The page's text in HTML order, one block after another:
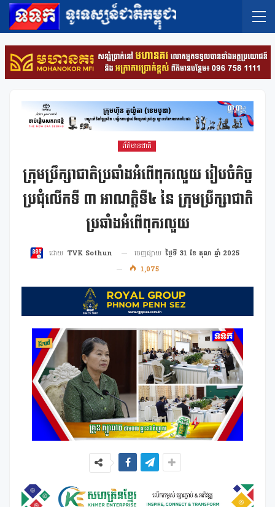
ព័ត៌មានជាតិ
ក្រុមប្រឹក្សាជាតិប្រឆាំងអំពើពុករលួយ រៀបចំកិច្ច
ប្រជុំលើកទី ៣ អាណត្តិទី៤ នៃ ក្រុមប្រឹក្សាជាតិ
ប្រឆាំងអំពើពុករលួយ
ដោយ TVK Sothun ចេញផ្សាយ ថ្ងៃទី 31 ខែ តុលា ឆ្នាំ 2025
1,075